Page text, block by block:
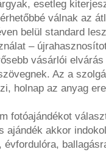
esetleg
válnak az
belül standard
–
vásárlói
Az a
holnap az anyag
fotóajándékot
ajándék akkor
évfordulóra,